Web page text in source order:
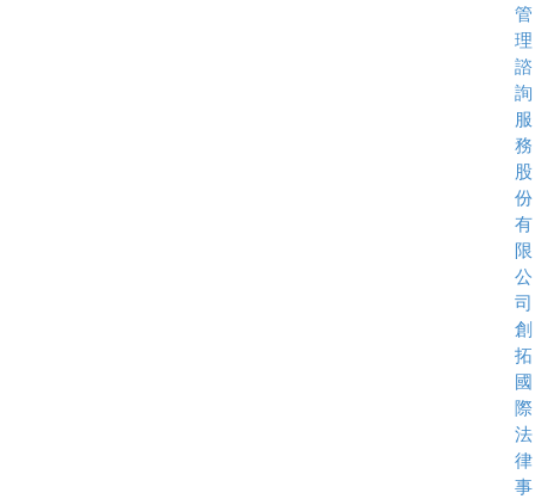
管
理
諮
詢
服
務
股
份
有
限
公
司
創
拓
國
際
法
律
事